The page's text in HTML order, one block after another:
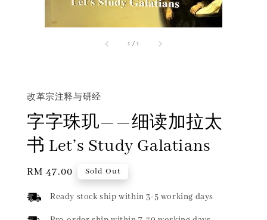
1 /1
改革宗注释与研经
字字珠玑——细读加拉太
书 Let’s Study Galatians
Regular
RM 47.00 Sold Out
Ready stock ship within 3-5 working days